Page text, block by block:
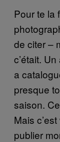
Pour te la
de citer –
c’était.
a
presque
saison.
Mais
publier